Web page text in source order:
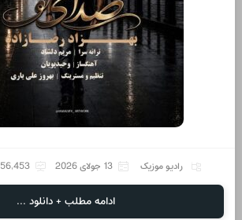
رادیو موزیک 13 جولای 2026 56,453 بازدید
ادامه مطلب + دانلود ...